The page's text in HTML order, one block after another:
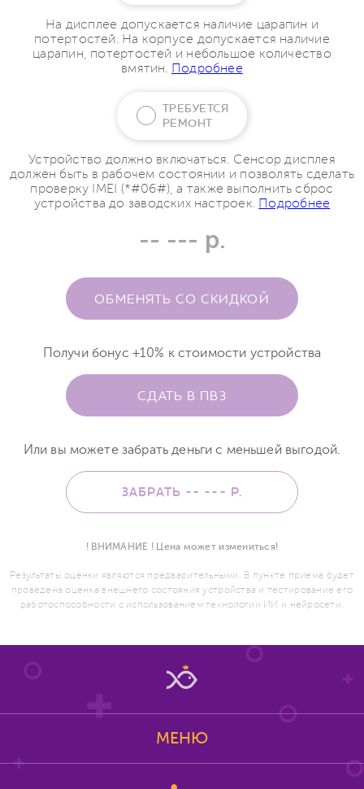
На дисплее допускается наличие царапин и
потертостей. На корпусе допускается наличие
царапин, потертостей и небольшое количество
вмятин. Подробнее
ТРЕБУЕТСЯ
РЕМОНТ
Устройство должно включаться. Сенсор дисплея
должен быть в рабочем состоянии и позволять сделать
проверку IMEI (*#06#), а также выполнить сброс
устройства до заводских настроек. Подробнее
-- --- р.
ОБМЕНЯТЬ СО СКИДКОЙ
Получи бонус +10% к стоимости устройства
СДАТЬ В ПВЗ
Или вы можете забрать деньги с меньшей выгодой.
ЗАБРАТЬ -- --- Р.
! ВНИМАНИЕ ! Цена может измениться!
Результаты оценки являются предварительными. В пункте приема будет
проведена оценка внешнего состояния устройства и тестирование его
работоспособности с использованием технологии ИИ и нейросети.
МЕНЮ